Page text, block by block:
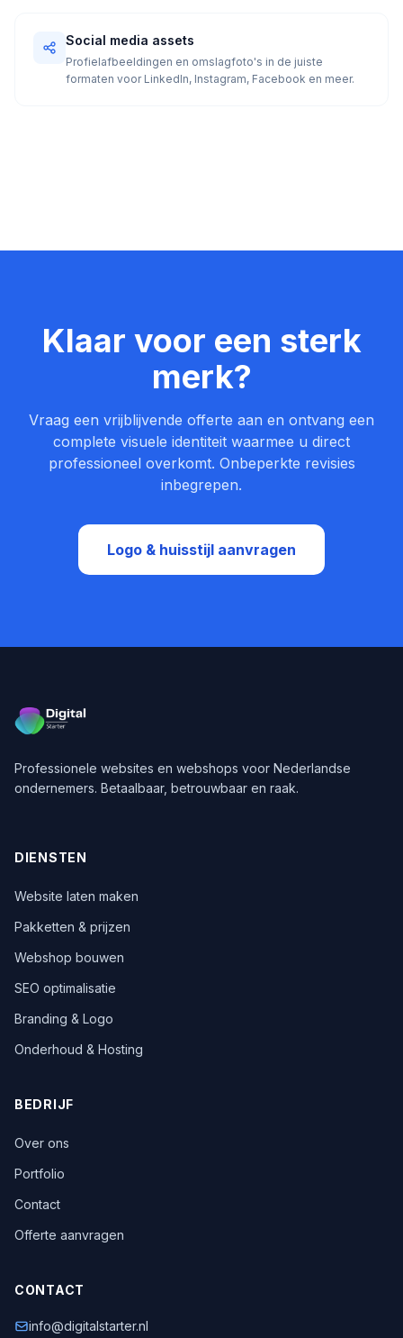
Social media assets
Profielafbeeldingen en omslagfoto's in de juiste
formaten voor LinkedIn, Instagram, Facebook en meer.
Klaar voor een sterk
merk?
Vraag een vrijblijvende offerte aan en ontvang een
complete visuele identiteit waarmee u direct
professioneel overkomt. Onbeperkte revisies
inbegrepen.
Logo & huisstijl aanvragen
Professionele websites en webshops voor Nederlandse
ondernemers. Betaalbaar, betrouwbaar en raak.
DIENSTEN
Website laten maken
Pakketten & prijzen
Webshop bouwen
SEO optimalisatie
Branding & Logo
Onderhoud & Hosting
BEDRIJF
Over ons
Portfolio
Contact
Offerte aanvragen
CONTACT
info@digitalstarter.nl